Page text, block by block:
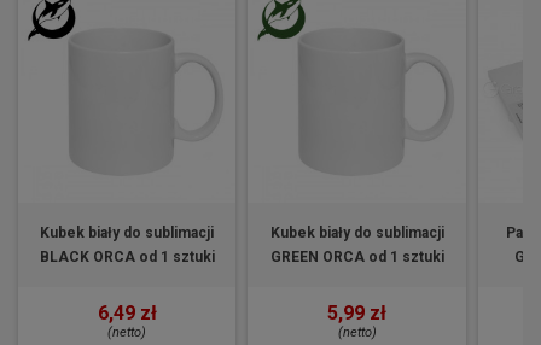
Kubek biały do sublimacji
BLACK ORCA od 1 sztuki
6,49 zł
(netto)
Kubek biały do sublimacji
GREEN ORCA od 1 sztuki
5,99 zł
(netto)